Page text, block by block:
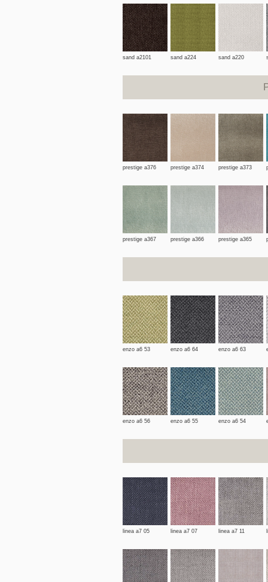
sand a2101 sand a224 sand a220
prestige a376 prestige a374 prestige a373
prestige a367 prestige a366 prestige a365
enzo a6 53 enzo a6 64 enzo a6 63
enzo a6 56 enzo a6 55 enzo a6 54
linea a7 05 linea a7 07 linea a7 11